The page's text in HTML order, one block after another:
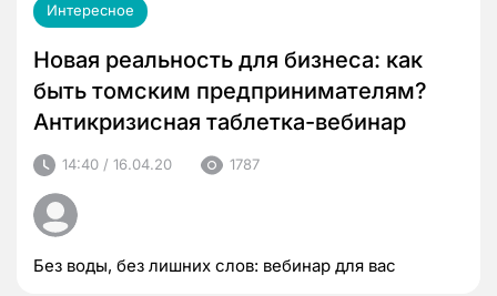
Интересное
Новая реальность для бизнеса: как
быть томским предпринимателям?
Антикризисная таблетка-вебинар
14:40 / 16.04.20 1787
Без воды, без лишних слов: вебинар для вас